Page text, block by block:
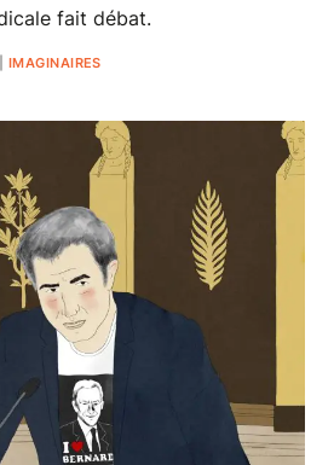
fait débat.
|IMAGINAIRES